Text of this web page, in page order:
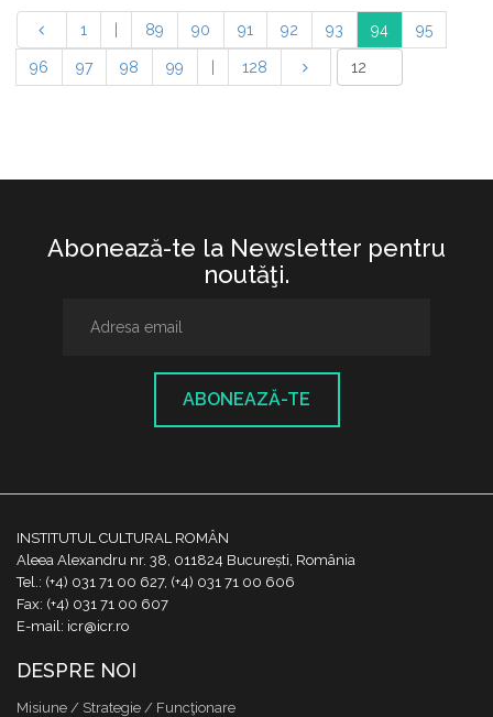
1 89 90 91 92 93 94 95
96 97 98 99 128
Abonează-te la Newsletter pentru
noutăţi.
ABONEAZĂ-TE
INSTITUTUL CULTURAL ROMÂN
Aleea Alexandru nr. 38, 011824 București, România
Tel.: (+4) 031 71 00 627, (+4) 031 71 00 606
Fax: (+4) 031 71 00 607
E-mail: icr@icr.ro
DESPRE NOI
Misiune / Strategie / Funcţionare